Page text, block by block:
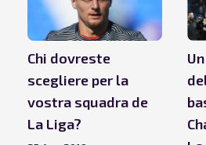
Chi dovreste
scegliere per la
vostra squadra de
La Liga?